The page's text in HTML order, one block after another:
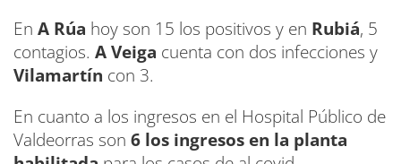
En A Rúa hoy son 15 los positivos y en Rubiá, 5
contagios. A Veiga cuenta con dos infecciones y
Vilamartín con 3.
En cuanto a los ingresos en el Hospital Público de
Valdeorras son 6 los ingresos en la planta